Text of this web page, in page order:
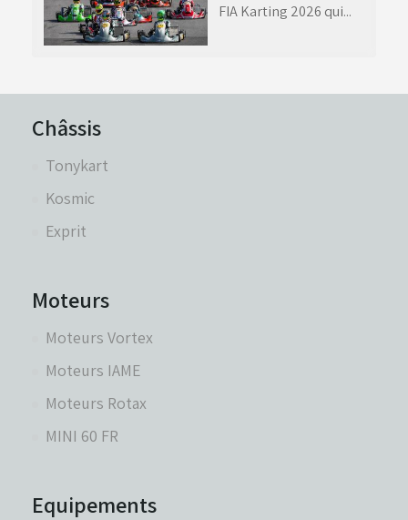
FIA Karting 2026 qui...
Châssis
Tonykart
Kosmic
Exprit
Moteurs
Moteurs Vortex
Moteurs IAME
Moteurs Rotax
MINI 60 FR
Equipements